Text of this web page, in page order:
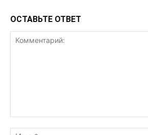
ОСТАВЬТЕ ОТВЕТ